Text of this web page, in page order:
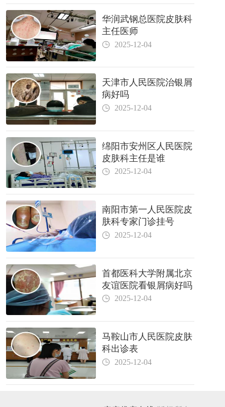
华润武钢总医院皮肤科
主任医师
2025-12-04
天津市人民医院治银屑
病好吗
2025-12-04
绵阳市安州区人民医院
皮肤科主任是谁
2025-12-04
南阳市第一人民医院皮
肤科专家门诊挂号
2025-12-04
首都医科大学附属北京
友谊医院看银屑病好吗
2025-12-04
马鞍山市人民医院皮肤
科出诊表
2025-12-04